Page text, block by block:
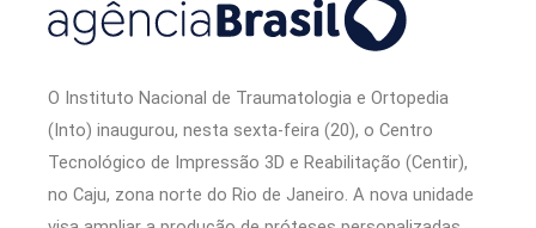
O Instituto Nacional de Traumatologia e Ortopedia
(Into) inaugurou, nesta sexta-feira (20), o Centro
Tecnológico de Impressão 3D e Reabilitação (Centir),
no Caju, zona norte do Rio de Janeiro. A nova unidade